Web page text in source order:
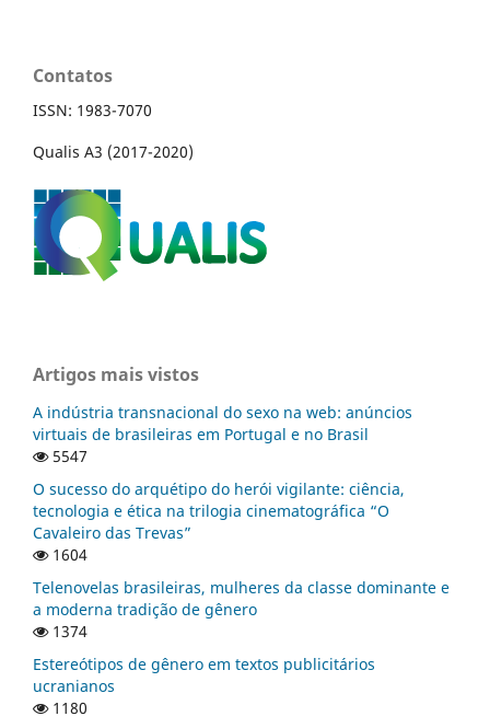
Contatos
ISSN: 1983-7070
Qualis A3 (2017-2020)
Artigos mais vistos
A indústria transnacional do sexo na web: anúncios
virtuais de brasileiras em Portugal e no Brasil
5547
O sucesso do arquétipo do herói vigilante: ciência,
tecnologia e ética na trilogia cinematográfica “O
Cavaleiro das Trevas”
1604
Telenovelas brasileiras, mulheres da classe dominante e
a moderna tradição de gênero
1374
Estereótipos de gênero em textos publicitários
ucranianos
1180